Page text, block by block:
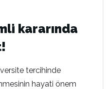
kararında
tercihinde
hayati önem